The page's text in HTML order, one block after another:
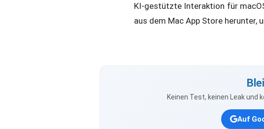
KI-gestützte Interaktion für
aus dem Mac App Store herunter,
Keinen Test, keinen Leak und
Auf